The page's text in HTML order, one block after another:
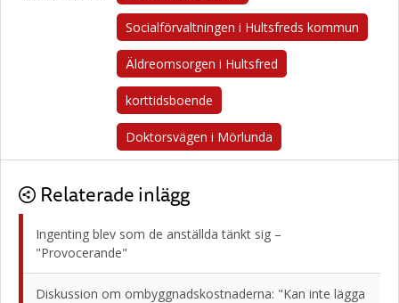
Socialförvaltningen i Hultsfreds kommun
Äldreomsorgen i Hultsfred
korttidsboende
Doktorsvägen i Mörlunda
Relaterade inlägg
Ingenting blev som de anställda tänkt sig –
"Provocerande"
Diskussion om ombyggnadskostnaderna: "Kan inte lägga